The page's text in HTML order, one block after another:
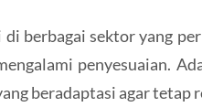
berbagai sektor yang
penyesuaian.
beradaptasi agar tetap